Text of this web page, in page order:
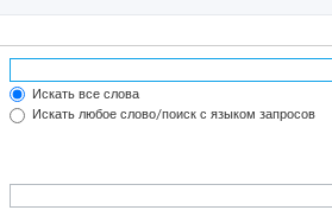
Искать все слова
Искать любое слово/поиск с языком запросов